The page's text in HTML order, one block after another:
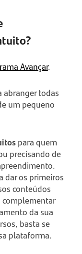
Avançar.
abranger todas
um pequeno
para quem
precisando de
dar os primeiros
conteúdos
da sua
basta se
plataforma.